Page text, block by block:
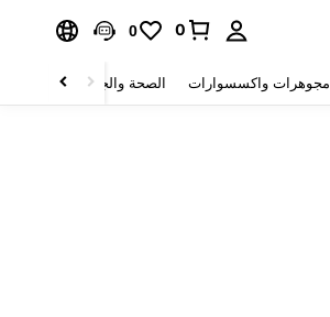
0
0
مجوهرات واكسسوارات الصحة والجمال